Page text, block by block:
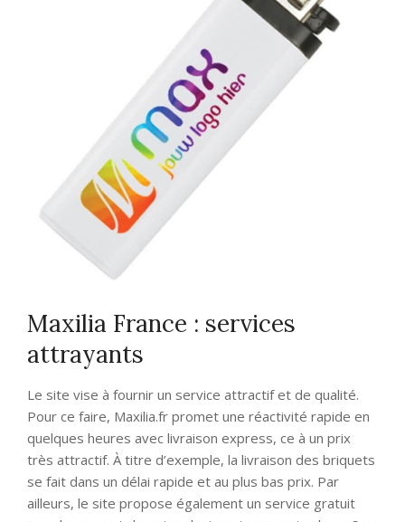
Maxilia France : services
attrayants
Le site vise à fournir un service attractif et de qualité.
Pour ce faire, Maxilia.fr promet une réactivité rapide en
quelques heures avec livraison express, ce à un prix
très attractif. À titre d’exemple, la livraison des briquets
se fait dans un délai rapide et au plus bas prix. Par
ailleurs, le site propose également un service gratuit